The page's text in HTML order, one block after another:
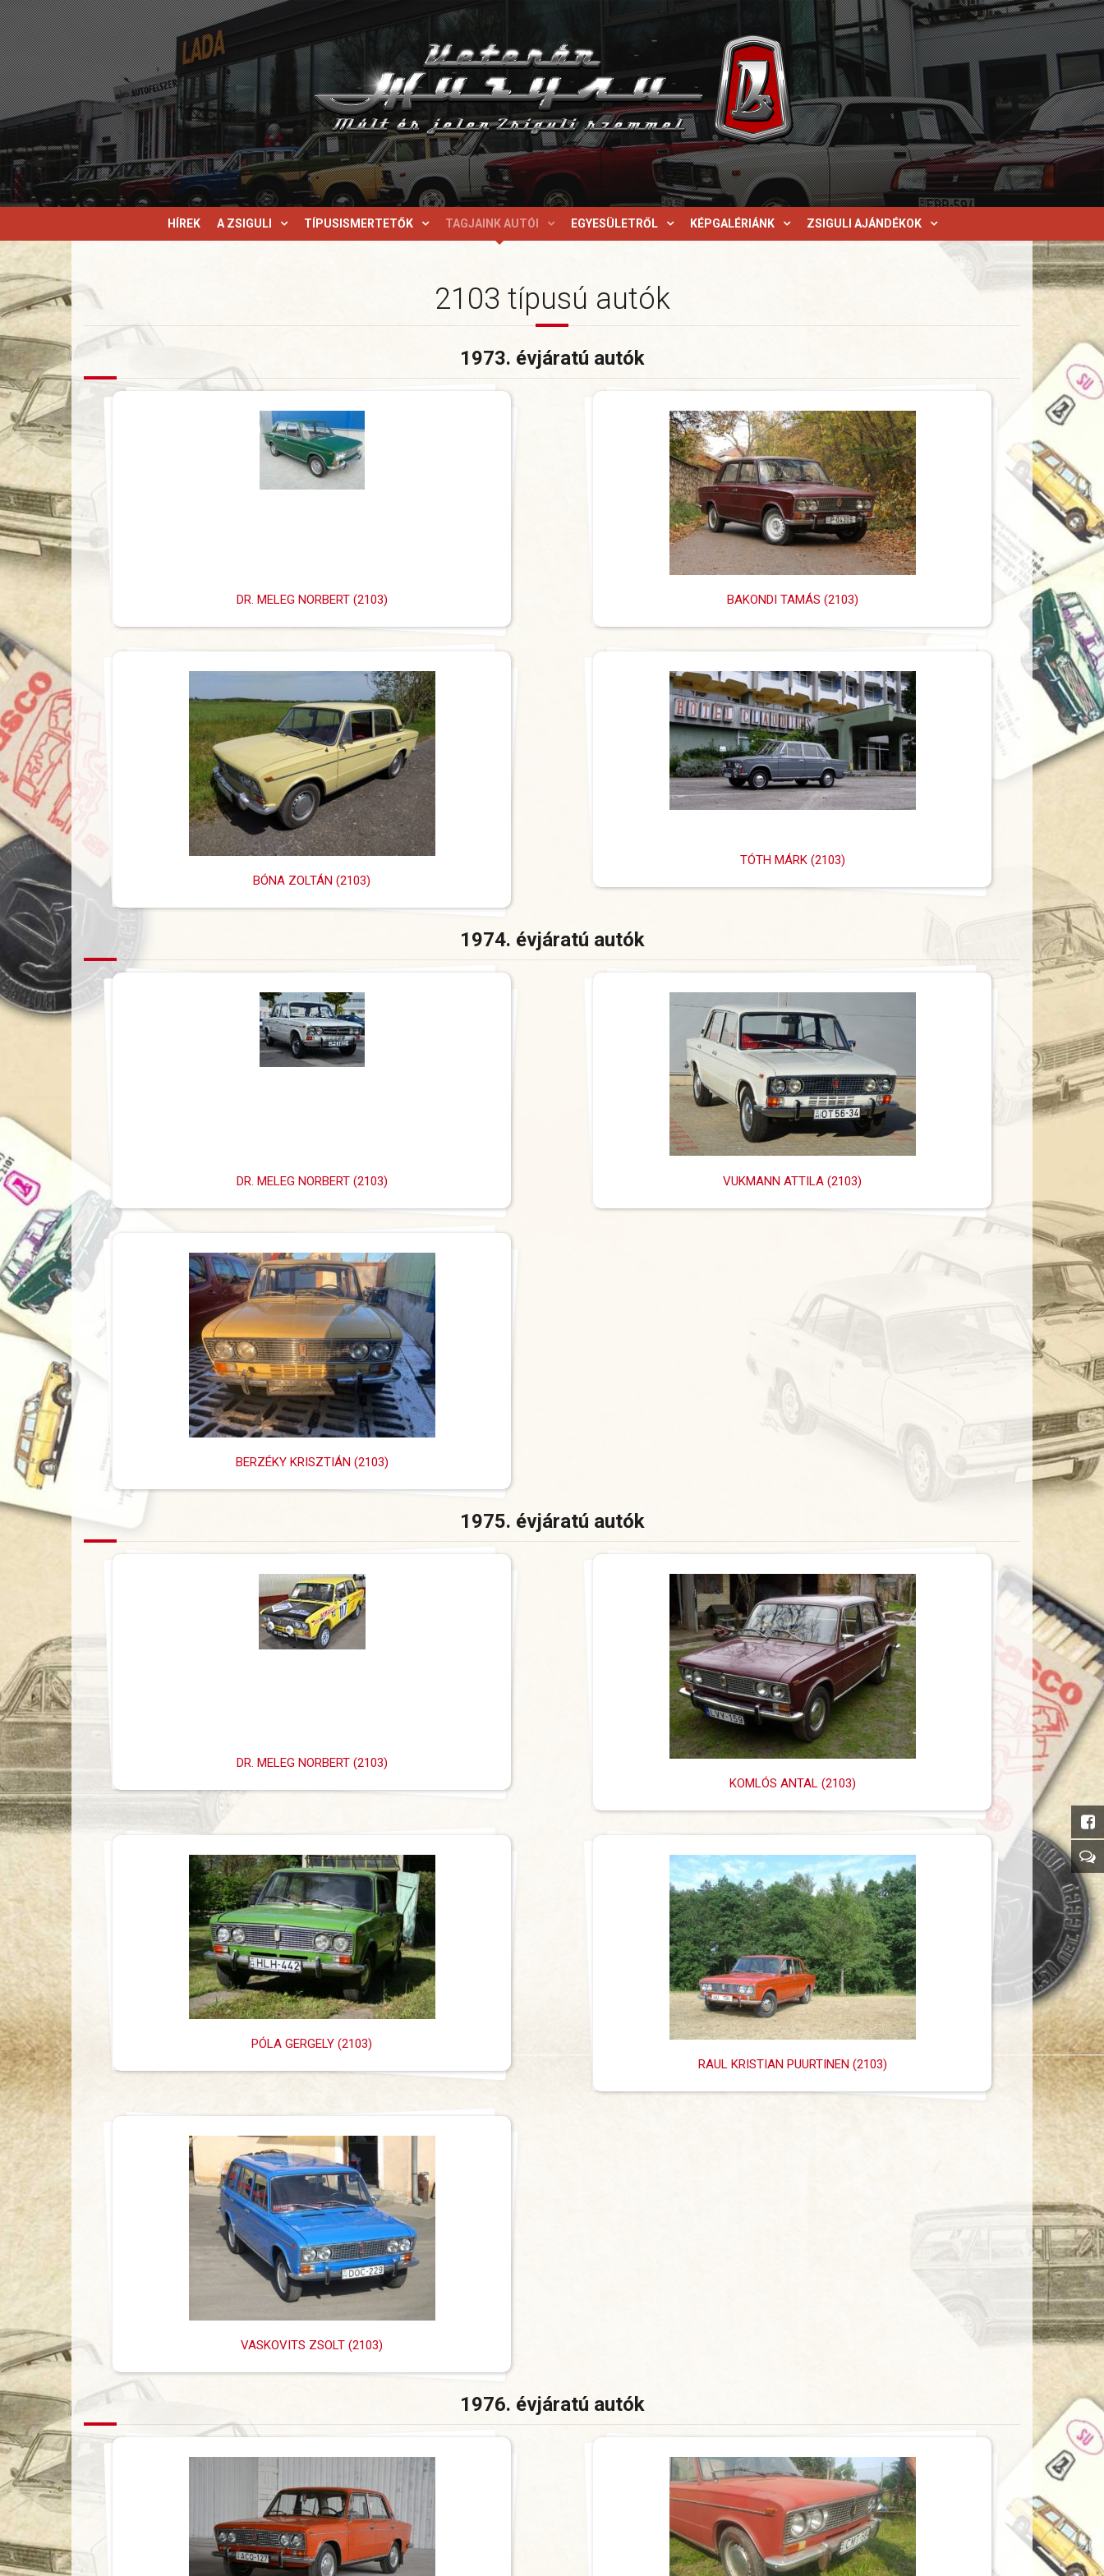
HÍREK A ZSIGULI TÍPUSISMERTETŐK TAGJAINK AUTÓI EGYESÜLETRŐL KÉPGALÉRIÁNK ZSIGULI AJÁNDÉKOK
2103 típusú autók
1973. évjáratú autók
DR. MELEG NORBERT (2103) BAKONDI TAMÁS (2103)
BÓNA ZOLTÁN (2103)
TÓTH MÁRK (2103)
1974. évjáratú autók
DR. MELEG NORBERT (2103) VUKMANN ATTILA (2103)
BERZÉKY KRISZTIÁN (2103)
1975. évjáratú autók
DR. MELEG NORBERT (2103)
KOMLÓS ANTAL (2103)
PÓLA GERGELY (2103)
RAUL KRISTIAN PUURTINEN (2103)
VASKOVITS ZSOLT (2103)
1976. évjáratú autók